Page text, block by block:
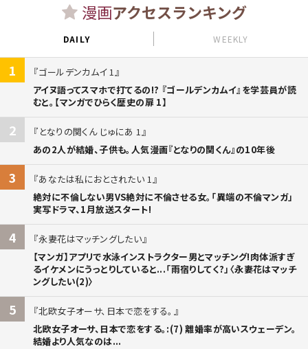
漫画アクセスランキング
DAILY WEEKLY
1
ゴールデンカムイ 1
アイヌ語ってスマホで打てるの!? 『ゴールデンカムイ』を学芸員が読
むと。【マンガでひらく歴史の扉 1】
2
となりの関くん じゅにあ 1
あの2人が結婚、子供も。人気漫画『となりの関くん』の10年後
3
あなたは私におとされたい 1
絶対に不倫しない男VS絶対に不倫させる女。「異端の不倫マンガ」
実写ドラマ、1月放送スタート!
4
永妻花はマッチングしたい
【マンガ】アプリで水泳インストラクター男とマッチング!肉体派すぎ
るイケメンにうっとりしていると...「雨宿りしてく?」〈永妻花はマッチ
ングしたい(2)〉
5
北欧女子オーサ、日本で恋をする。
北欧女子オーサ、日本で恋をする。:(7) 離婚率が高いスウェーデン。
結婚より人気なのは...